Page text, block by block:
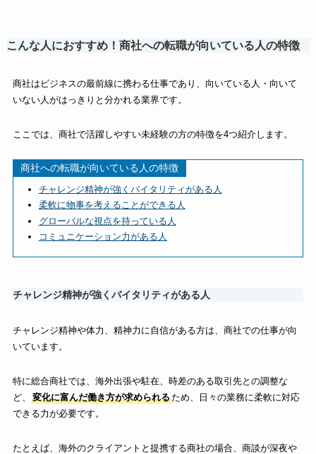
こんな人におすすめ！商社への転職が向いている人の特徴
商社はビジネスの最前線に携わる仕事であり、向いている人・向いて
いない人がはっきりと分かれる業界です。
ここでは、商社で活躍しやすい未経験の方の特徴を4つ紹介します。
商社への転職が向いている人の特徴
チャレンジ精神が強くバイタリティがある人
柔軟に物事を考えることができる人
グローバルな視点を持っている人
コミュニケーション力がある人
チャレンジ精神が強くバイタリティがある人
チャレンジ精神や体力、精神力に自信がある方は、商社での仕事が向
いています。
特に総合商社では、海外出張や駐在、時差のある取引先との調整な
ど、
変化に富んだ働き方が求められるため、日々の業務に柔軟に対応
できる力が必要です。
たとえば、海外のクライアントと提携する商社の場合、商談が深夜や